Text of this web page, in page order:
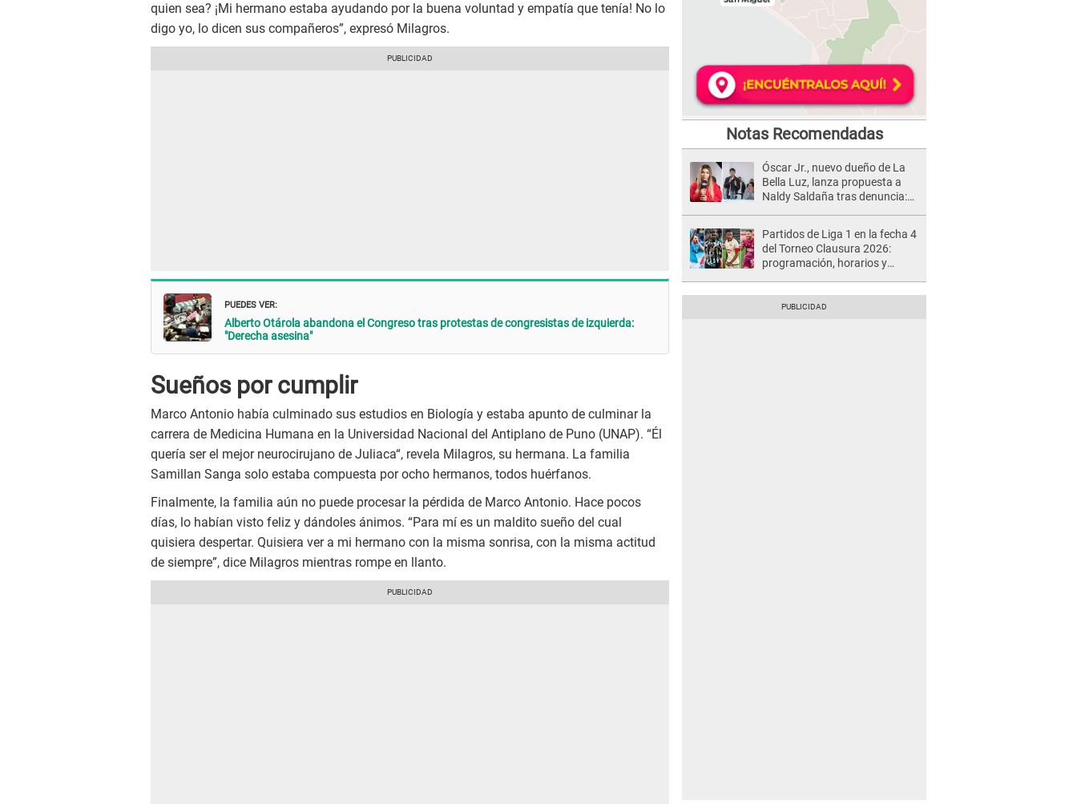
quien sea? ¡Mi hermano estaba ayudando por la buena voluntad y empatía que tenía! No lo
digo yo, lo dicen sus compañeros”, expresó Milagros.
PUEDES VER:
Alberto Otárola abandona el Congreso tras protestas de congresistas de izquierda:
"Derecha asesina"
Sueños por cumplir
Marco Antonio había culminado sus estudios en Biología y estaba apunto de culminar la
carrera de Medicina Humana en la Universidad Nacional del Antiplano de Puno (UNAP). “Él
quería ser el mejor neurocirujano de Juliaca“, revela Milagros, su hermana. La familia
Samillan Sanga solo estaba compuesta por ocho hermanos, todos huérfanos.
Finalmente, la familia aún no puede procesar la pérdida de Marco Antonio. Hace pocos
días, lo habían visto feliz y dándoles ánimos. “Para mí es un maldito sueño del cual
quisiera despertar. Quisiera ver a mi hermano con la misma sonrisa, con la misma actitud
de siempre”, dice Milagros mientras rompe en llanto.
Notas Recomendadas
Óscar Jr., nuevo dueño de La
Bella Luz, lanza propuesta a
Naldy Saldaña tras denuncia:
Partidos de Liga 1 en la fecha 4
del Torneo Clausura 2026:
programación, horarios y